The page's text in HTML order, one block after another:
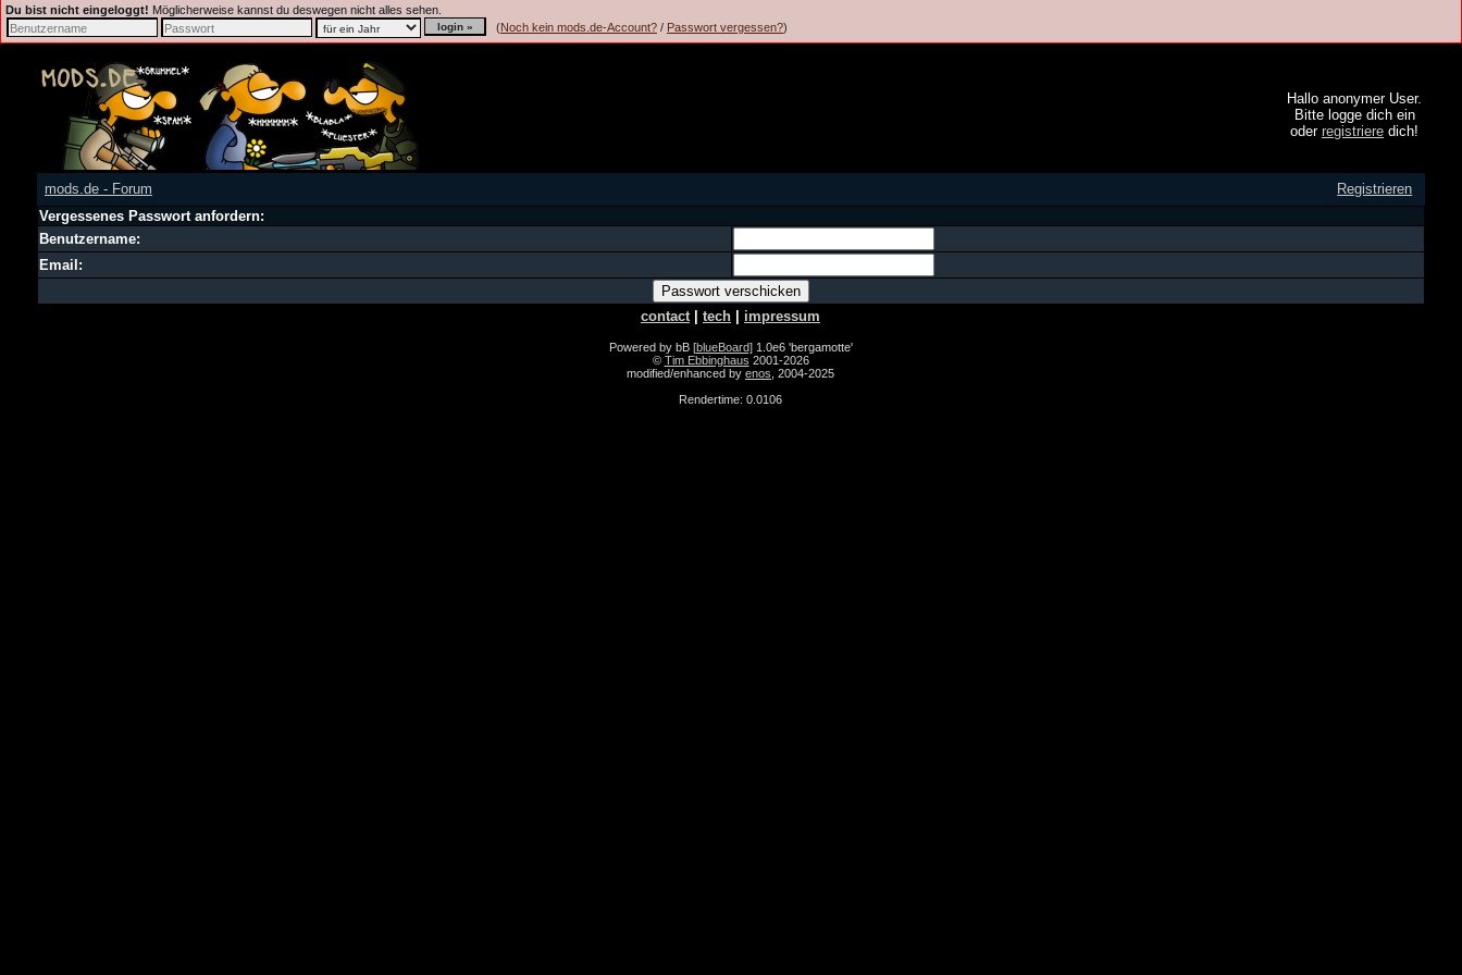
Du bist nicht eingeloggt! Möglicherweise kannst du deswegen nicht alles sehen.
(Noch kein mods.de-Account? / Passwort vergessen?)
Hallo anonymer User.
Bitte logge dich ein
oder registriere dich!
mods.de - Forum
Registrieren
Vergessenes Passwort anfordern:
Benutzername:
Email:
contact| tech impressum
Powered by bB [blueBoard] 1.0e6 'bergamotte'
© Tim Ebbinghaus 2001-2026
modified/enhanced by enos , 2004-2025
Rendertime: 0.0106